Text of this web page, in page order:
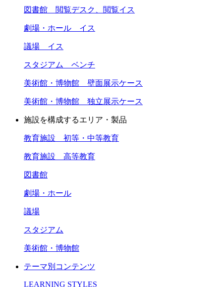
図書館 閲覧デスク、閲覧イス
劇場・ホール イス
議場 イス
スタジアム ベンチ
美術館・博物館 壁面展示ケース
美術館・博物館 独立展示ケース
施設を構成するエリア・製品
教育施設 初等・中等教育
教育施設 高等教育
図書館
劇場・ホール
議場
スタジアム
美術館・博物館
テーマ別コンテンツ
LEARNING STYLES